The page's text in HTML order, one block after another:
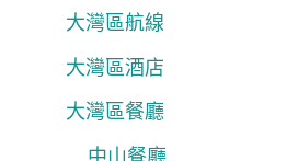
大灣區航線
大灣區酒店
大灣區餐廳